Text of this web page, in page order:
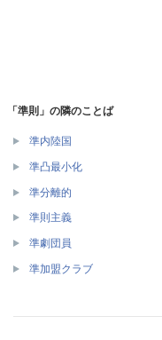
「準則」の隣のことば
準内陸国
準凸最小化
準分離的
準則主義
準劇団員
準加盟クラブ